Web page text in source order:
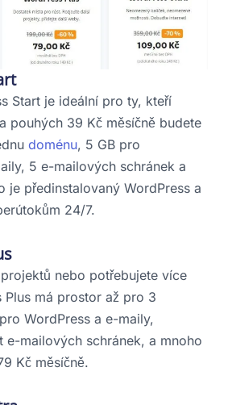
Start je ideální pro ty, kteří
pouhých 39 Kč měsíčně budete
doménu, 5 GB pro
5 e-mailových schránek a
je předinstalovaný WordPress a
24/7.
nebo potřebujete více
Plus má prostor až pro 3
WordPress a e-maily,
e-mailových schránek, a mnoho
Kč měsíčně.